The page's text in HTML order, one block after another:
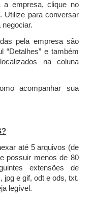
a empresa, clique no
Utilize para conversar
pela empresa são
“Detalhes” e também
na coluna
acompanhar sua
até 5 arquivos (de
possuir menos de 80
extensões de
jpg e gif, odt e ods, txt.
legível.